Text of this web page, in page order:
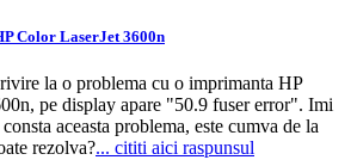
Color LaserJet 3600n
la o problema cu o imprimanta HP
pe display apare "50.9 fuser error". Imi
aceasta problema, este cumva de la
rezolva?... cititi aici raspunsul